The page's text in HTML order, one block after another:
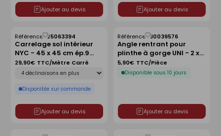
Ajouter au devis Ajouter au devis
Carrelage sol intérieur
NYC - 45 x 45 cm ép.9
mm - midtown
Référence :25063394
Disponible sur commande
29,90€ TTC/Mètre Carré
Ajouter au devis
Enregistrer
comme
liste
Angle rentrant pour
plinthe à gorge UNI - 2 x
10 cm - beige ivory
Référence :30039576
Disponible sous 10 jours
5,90€ TTC/Pièce
Ajouter au devis
Enregistrer
comme
liste